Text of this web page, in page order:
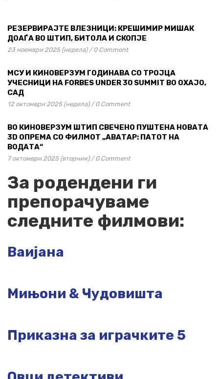
РЕЗЕРВИРАЈТЕ ВЛЕЗНИЦИ: КРЕШИМИР МИШАК
ДОАЃА ВО ШТИП, БИТОЛА И СКОПЈЕ
23 ноември 2025 (недела) / 0 Comment
МСУ И КИНОВЕРЗУМ ГОДИНАВА СО ТРОЈЦА
УЧЕСНИЦИ НА FORBES UNDER 30 SUMMIT ВО ОХАЈО,
САД
12 октомври 2025 (недела) / 0 Comment
ВО КИНОВЕРЗУМ ШТИП СВЕЧЕНО ПУШТЕНА НОВАТА
3D ОПРЕМА СО ФИЛМОТ „АВАТАР: ПАТОТ НА
ВОДАТА“
7 октомври 2025 (вторник) / 0 Comment
За родендени ги
препорачуваме
следните филмови:
Ваијана
Мињони & Чудовишта
Приказна за играчките 5